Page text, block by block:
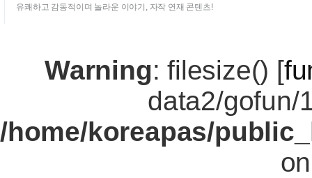
유쾌하고 감동적이며 놀라운 이야기, 자작 연재 콘텐츠!
Warning: filesize() [
data2/gofun/
/home/koreapas/